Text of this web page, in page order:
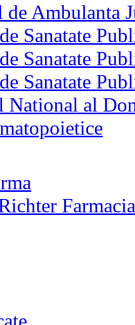
de Ambulanta
Sanatate
Sanatate
Sanatate
National al
Farmacia